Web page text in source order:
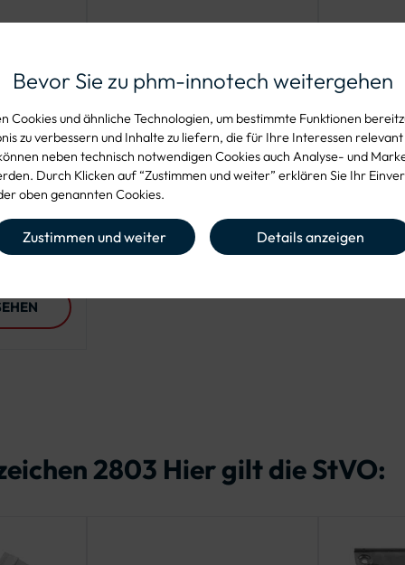
Bevor Sie zu phm-innotech weitergehen
Cookies und ähnliche Technologien, um bestimmte Funktionen
zu verbessern und Inhalte zu liefern, die für Ihre Interessen relevant
neben technisch notwendigen Cookies auch Analyse- und
Durch Klicken auf “Zustimmen und weiter” erklären Sie Ihr
oben genannten Cookies.
Zustimmen und weiter Details anzeigen
60 -
und
mm
mm,
DURCHMESSER
Erhältlich in Ø 48 mm, Ø 60
mm und Ø 76 mm
KLEMMKLOTZBREITE
90 mm
PRODUKT ANSEHEN
Stahl
MATERIAL
Stahl
2803 Hier gilt die StVO: